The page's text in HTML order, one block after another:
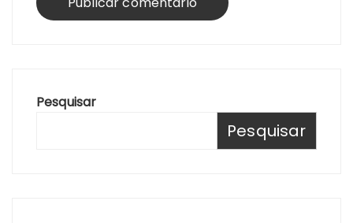
Pesquisar
Pesquisar